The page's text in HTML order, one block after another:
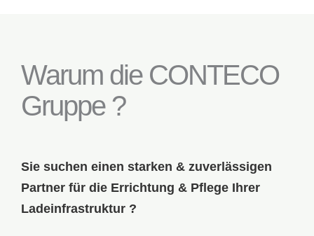
Warum die CONTECO
Gruppe ?
Sie suchen einen starken & zuverlässigen
Partner für die Errichtung & Pflege Ihrer
Ladeinfrastruktur ?